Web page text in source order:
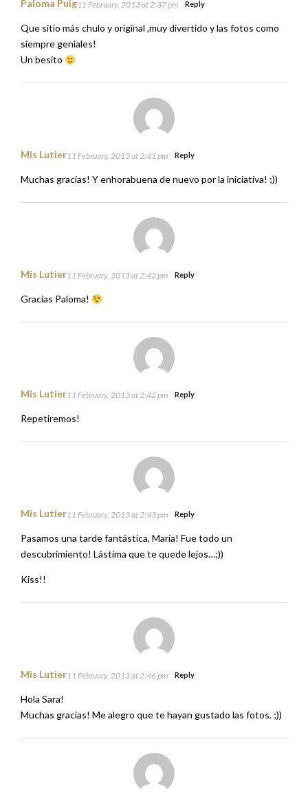
Paloma Puig11 February, 2013 at 2:37 pm Reply
Que sitio más chulo y original ,muy divertido y las fotos como
siempre geniales!
Un besito
Mis Lutier11 February, 2013 at 2:41 pm Reply
Muchas gracias! Y enhorabuena de nuevo por la iniciativa! ;))
Mis Lutier11 February, 2013 at 2:42 pm Reply
Gracias Paloma!
Mis Lutier11 February, 2013 at 2:42 pm Reply
Repetiremos!
Mis Lutier11 February, 2013 at 2:43 pm Reply
Pasamos una tarde fantástica, María! Fue todo un
descubrimiento! Lástima que te quede lejos…;))
Kiss!!
Mis Lutier11 February, 2013 at 2:46 pm Reply
Hola Sara!
Muchas gracias! Me alegro que te hayan gustado las fotos. ;))